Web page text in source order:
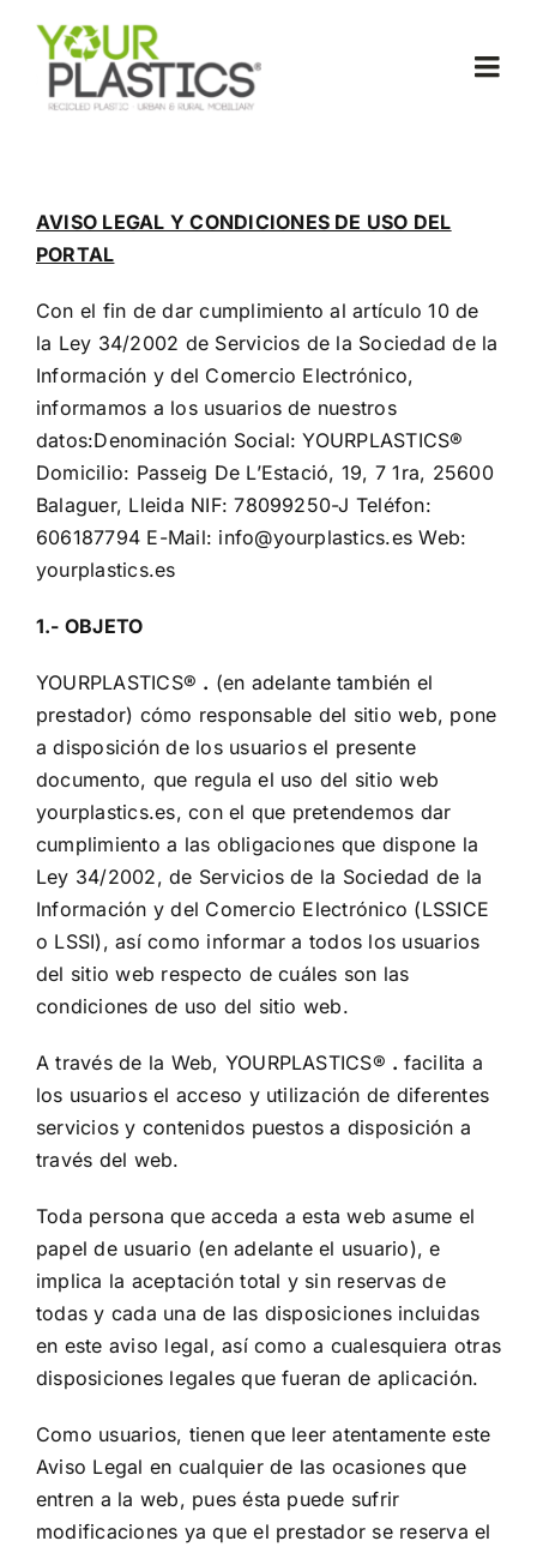
content
Sobre Nosotros
Material YourPlastics®
Productos
Ferias
Blog
AVISO LEGAL Y CONDICIONES DE USO DEL
PORTAL
Con el fin de dar cumplimiento al artículo 10 de
la Ley 34/2002 de Servicios de la Sociedad de la
Información y del Comercio Electrónico,
informamos a los usuarios de nuestros
datos:Denominación Social: YOURPLASTICS®
Domicilio: Passeig De L’Estació, 19, 7 1ra, 25600
Balaguer, Lleida NIF: 78099250-J Teléfon:
606187794 E-Mail: info@yourplastics.es Web:
yourplastics.es
1.- OBJETO
YOURPLASTICS® . (en adelante también el
prestador) cómo responsable del sitio web, pone
a disposición de los usuarios el presente
documento, que regula el uso del sitio web
yourplastics.es, con el que pretendemos dar
cumplimiento a las obligaciones que dispone la
Ley 34/2002, de Servicios de la Sociedad de la
Información y del Comercio Electrónico (LSSICE
o LSSI), así como informar a todos los usuarios
del sitio web respecto de cuáles son las
condiciones de uso del sitio web.
A través de la Web, YOURPLASTICS® . facilita a
los usuarios el acceso y utilización de diferentes
servicios y contenidos puestos a disposición a
través del web.
Toda persona que acceda a esta web asume el
papel de usuario (en adelante el usuario), e
implica la aceptación total y sin reservas de
todas y cada una de las disposiciones incluidas
en este aviso legal, así como a cualesquiera otras
disposiciones legales que fueran de aplicación.
Como usuarios, tienen que leer atentamente este
Aviso Legal en cualquier de las ocasiones que
entren a la web, pues ésta puede sufrir
modificaciones ya que el prestador se reserva el